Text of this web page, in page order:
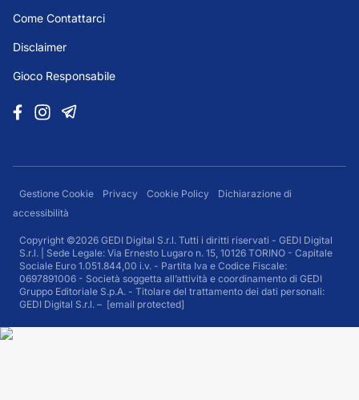
Come Contattarci
Disclaimer
Gioco Responsabile
Gestione Cookie Privacy Cookie Policy
Dichiarazione di
accessibilità
Copyright ©2026 GEDI Digital S.r.l. Tutti i diritti riservati - GEDI Digital
S.r.l. | Sede Legale: Via Ernesto Lugaro n. 15, 10126 TORINO - Capitale
Sociale Euro 1.051.844,00 i.v. - Partita Iva e Codice Fiscale:
0697891006 - Società soggetta all’attività e coordinamento di GEDI
Gruppo Editoriale S.p.A. - Titolare del trattamento dei dati personali:
GEDI Digital S.r.l. – [email protected]